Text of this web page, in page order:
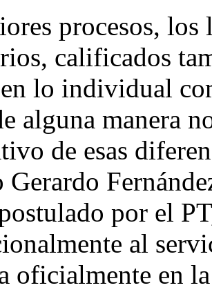
procesos,
calificados
lo individual
alguna manera
de esas
Gerardo
por el
al
oficialmente en